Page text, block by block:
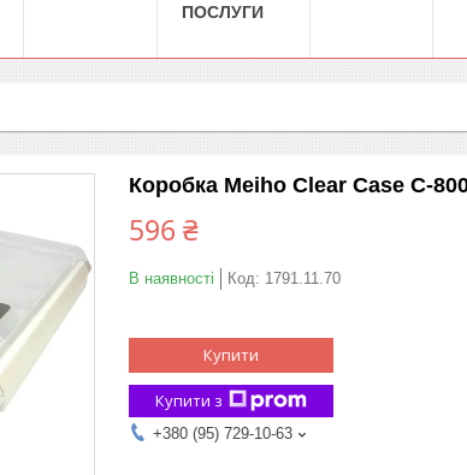
ПОСЛУГИ
Коробка Meiho Clear Case C-
596 ₴
В наявності Код: 1791.11.70
Купити
Купити з
+380 (95) 729-10-63